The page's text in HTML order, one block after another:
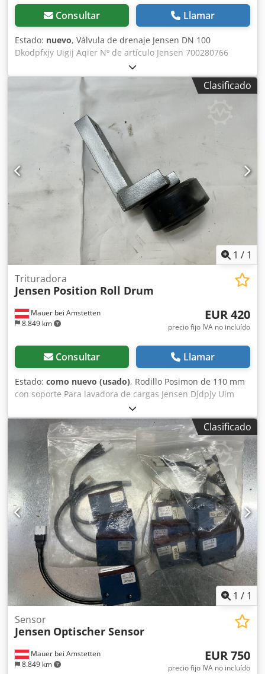
Consultar Llamar
Estado: nuevo, Válvula de drenaje Jensen DN 100
Dkodpfxjy Uigij Aqier Nº de artículo Jensen 700280766
Clasificado
1 / 1
Mauer bei Amstetten
8.849 km
Trituradora
Jensen Position Roll Drum
EUR 420
precio fijo IVA no incluído
Consultar Llamar
Estado: como nuevo (usado), Rodillo Posimon de 110 mm
con soporte Para lavadora de cargas Jensen Djdpjy Uim
Clasificado
1 / 1
Mauer bei Amstetten
8.849 km
Sensor
Jensen Optischer Sensor
EUR 750
precio fijo IVA no incluído